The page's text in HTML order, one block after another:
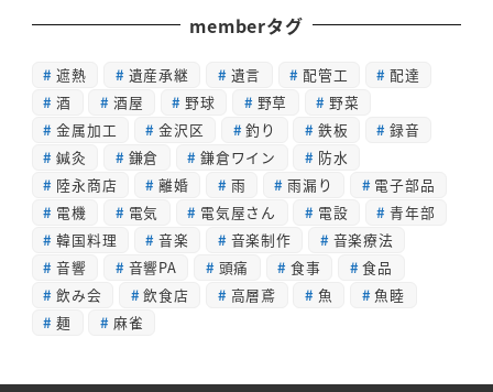
memberタグ
遮熱 遺産承継 遺言 配管工
配達
酒
酒屋 野球 野草
野菜
金属加工
金沢区 釣り 鉄板
録音
鍼灸
鎌倉 鎌倉ワイン
防水
陸永商店
離婚 雨 雨漏り
電子部品
電機
電気 電気屋さん 電設
青年部
韓国料理
音楽 音楽制作
音楽療法
音響
音響PA 頭痛 食事
食品
飲み会
飲食店 高層鳶 魚
魚睦
麺
麻雀